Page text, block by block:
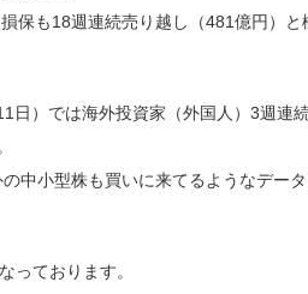
保も18週連続売り越し（481億円）と
日）では海外投資家（外国人）3週連
中小型株も買いに来てるようなデータ
っております。